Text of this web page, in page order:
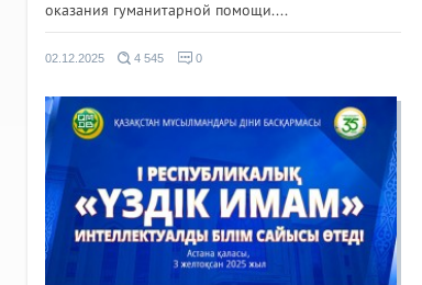
оказания гуманитарной помощи....
02.12.2025 4 545 0